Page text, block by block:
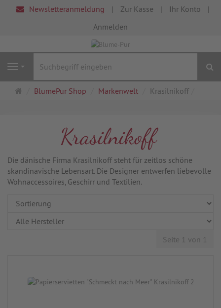
Newsletteranmeldung Zur Kasse
Ihr Konto
Anmelden
Navigation
Startseite
BlumePur Shop Markenwelt Krasilnikoff
Krasilnikoff
Die dänische Firma Krasilnikoff steht für zeitlos schöne
skandinavische Lebensart. Die Designer entwerfen liebevolle
Wohnaccessoires, Geschirr und Textilien.
Seite 1 von 1